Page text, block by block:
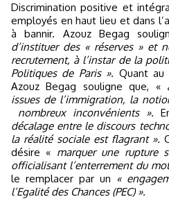
Discrimination positive et
employés en haut lieu et dans
à bannir. Azouz Begag
d’instituer des « réserves » et
recrutement, à l’instar de la
Politiques de Paris ». Quant au
Azouz Begag souligne que, «
issues de l’immigration, la
nombreux inconvénients ».
décalage entre le discours
la réalité sociale est flagrant ».
désire « marquer une rupture
officialisant l’enterrement du
le remplacer par un «
l’Egalité des Chances (PEC) ».